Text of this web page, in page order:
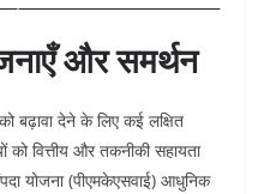
और समर्थन
बढ़ावा देने के लिए कई लक्षित
को वित्तीय और तकनीकी सहायता
योजना (पीएमकेएसवाई) आधुनिक